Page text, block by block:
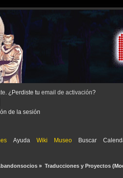
. ¿Perdiste tu email de activación?
de la sesión
Ayuda Wiki Museo Buscar
» Traducciones y Proyectos